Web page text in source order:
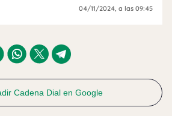
04/11/2024, a las 09:45
Cadena Dial en Google